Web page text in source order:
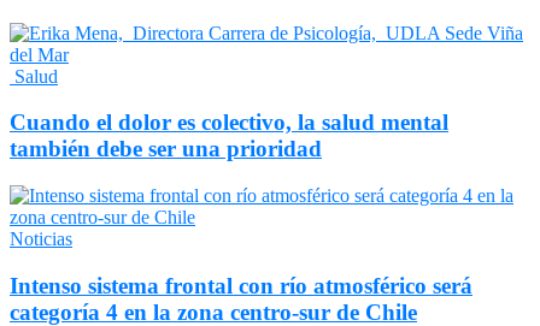
Salud
Cuando el dolor es colectivo, la salud mental
también debe ser una prioridad
Noticias
Intenso sistema frontal con río atmosférico será
categoría 4 en la zona centro-sur de Chile